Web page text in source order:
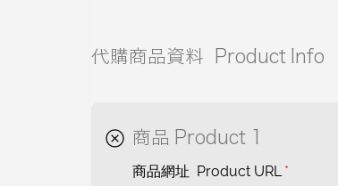
代購商品資料 Product Info
商品 Product 1
商品網址 Product URL *(required)